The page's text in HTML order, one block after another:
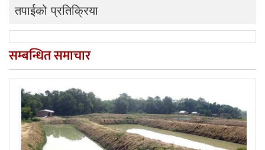
तपाईको प्रतिक्रिया
सम्बन्धित समाचार